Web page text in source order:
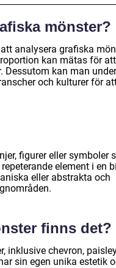
mönster?
analysera grafiska
kan mätas för att
Dessutom kan man
och kulturer för
figurer eller symboler
element i en
eller abstrakta och
finns det?
inklusive chevron,
sin egen unika estetik